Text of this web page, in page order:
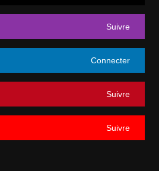
Suivre
Connecter
Suivre
Suivre